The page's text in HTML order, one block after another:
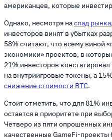
американцев, которые
Однако, несмотря наспад рынка
инвесторов винят в убытках
58% считают, что всему виной
экономики» проектов, в
21% инвесторов констатировал
на внутриигровые токены, а
снижение стоимости BTC.
Стоит отметить, что для 81%
остается в приоритете при
Четверо из пяти опрошенных
качественные GameFi-проекты